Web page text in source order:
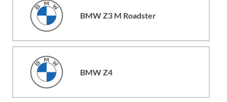
BMW Z3 M Roadster
BMW Z4